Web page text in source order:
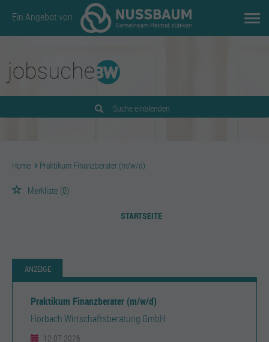
Ein Angebot von
Suche einblenden
Home Praktikum Finanzberater (m/w/d)
Merkliste (0)
STARTSEITE
ANZEIGE
Praktikum Finanzberater (m/w/d)
Horbach Wirtschaftsberatung GmbH
12.07.2026